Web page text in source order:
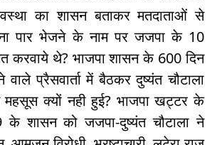
का शासन बताकर मतदाताओं से
पार भेजने के नाम पर जजपा के 10
करवाये थे? भाजपा शासन के 600 दिन
प्रैसवार्ता में बैठकर दुष्यंत चौटाला
महसूस क्यों नही हुई? भाजपा खट्टर के
शासन को जजपा-दुष्यंत चौटाला ने